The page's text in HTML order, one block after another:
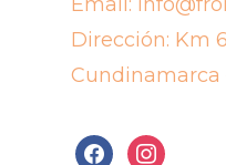
Dirección: Km
Cundinamarca
facebookinstagram